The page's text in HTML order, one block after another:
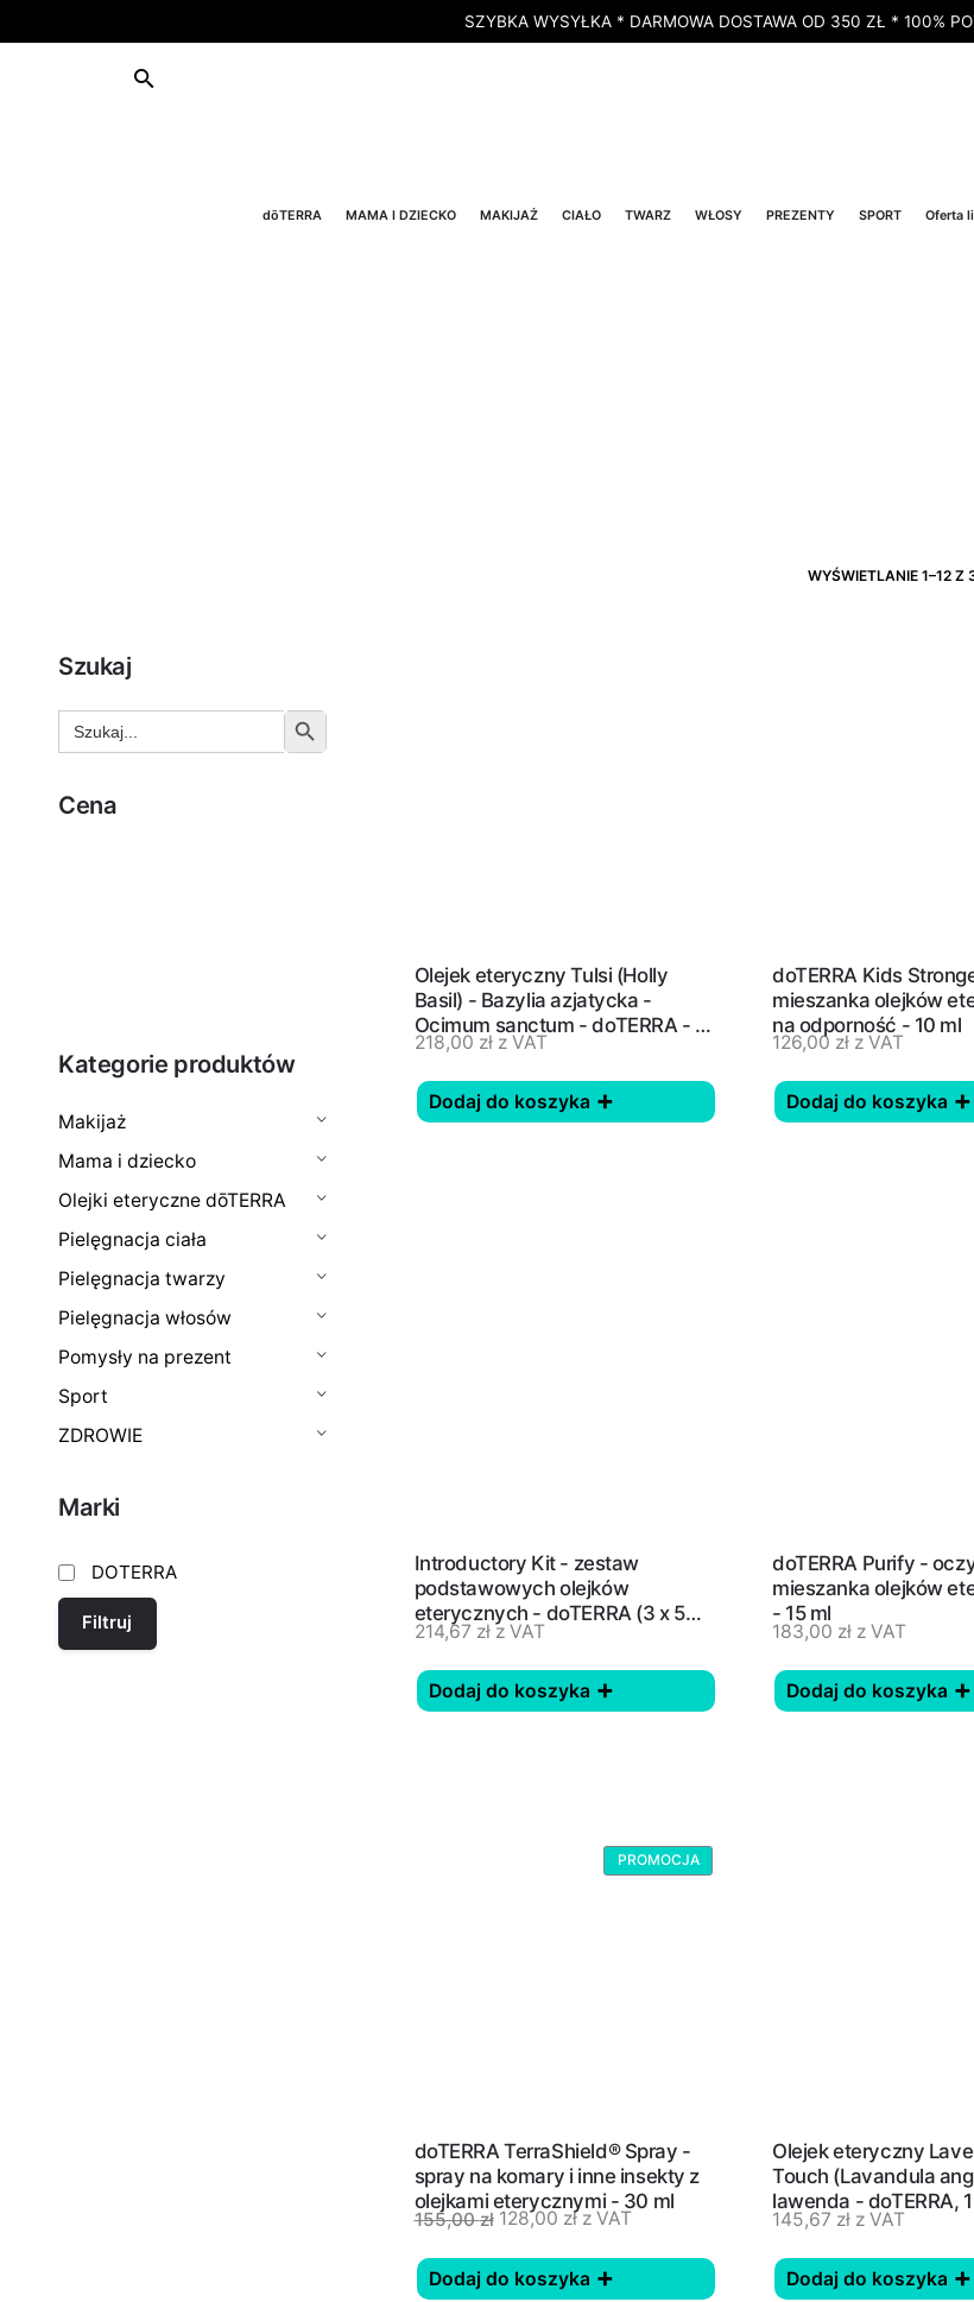
SZYBKA WYSYŁKA * DARMOWA DOSTAWA OD 350 ZŁ * 100%
dōTERRA MAMA I DZIECKO MAKIJAŻ CIAŁO TWARZ WŁOSY PREZENTY SPORT Oferta
WYŚWIETLANIE 1–12 Z
Szukaj
Search
for: Search Button
Cena
Kategorie produktów
Makijaż
Mama i dziecko
Olejki eteryczne dōTERRA
Pielęgnacja ciała
Pielęgnacja twarzy
Pielęgnacja włosów
Pomysły na prezent
Sport
ZDROWIE
Marki
DOTERRA
Filtruj
Olejek eteryczny Tulsi (Holly
Basil) - Bazylia azjatycka -
Ocimum sanctum - doTERRA - 5
ml
218,00 złz VAT
Dodaj do koszyka
doTERRA Kids
mieszanka olejków
na odporność - 10 ml
126,00 złz VAT
Dodaj do koszyka
Introductory Kit - zestaw
podstawowych olejków
eterycznych - doTERRA (3 x 5
ml)
214,67 złz VAT
Dodaj do koszyka
doTERRA Purify -
mieszanka olejków
- 15 ml
183,00 złz VAT
Dodaj do koszyka
PROMOCJA
doTERRA TerraShield® Spray -
spray na komary i inne insekty z
olejkami eterycznymi - 30 ml
155,00zł 128,00 złz VAT
Dodaj do koszyka
Olejek eteryczny
Touch (Lavandula
lawenda - doTERRA,
145,67 złz VAT
Dodaj do koszyka